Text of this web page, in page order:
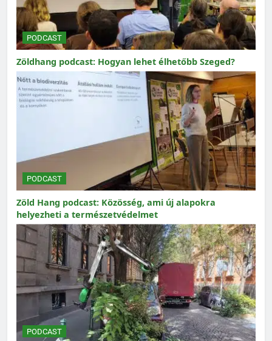
PODCAST
Zöldhang podcast: Hogyan lehet élhetőbb Szeged?
PODCAST
Zöld Hang podcast: Közösség, ami új alapokra
helyezheti a természetvédelmet
PODCAST